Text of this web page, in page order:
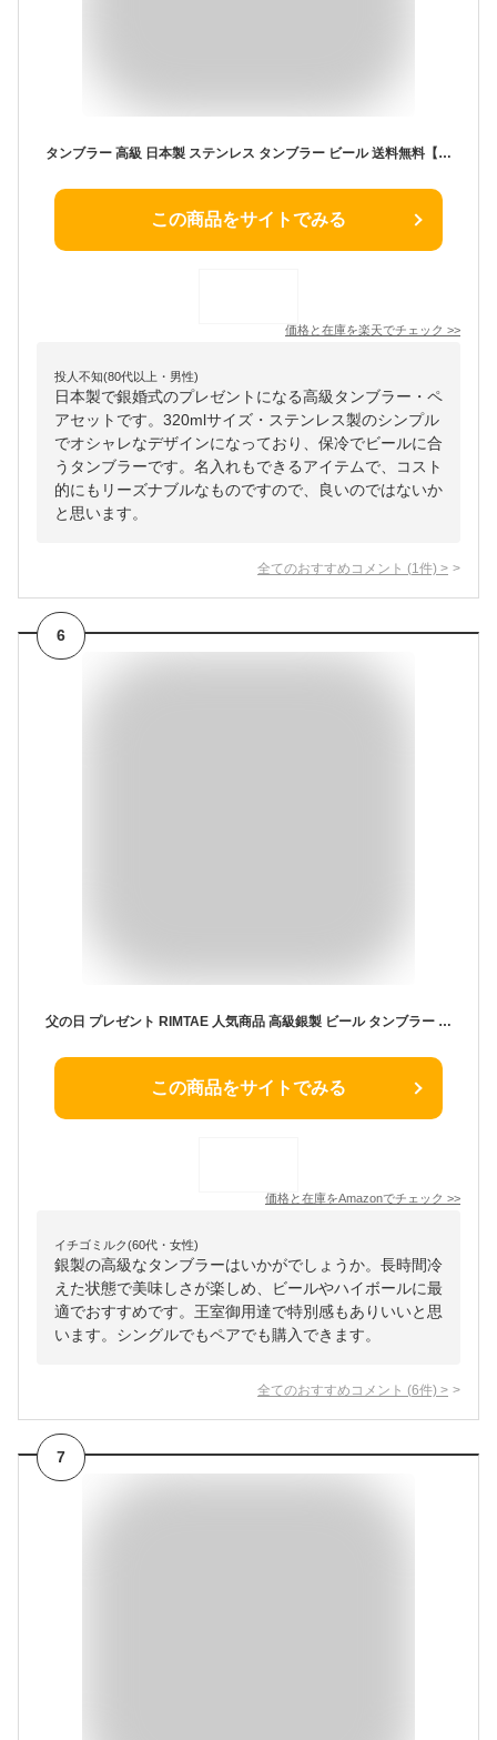
タンブラー 高級 日本製 ステンレス タンブラー ビール 送料無料【 燕 研磨ファクトリータンブラー ペア セット 320ml】保冷 おしゃれ 名前入り 両親 結婚記念日 プレゼント 金婚式 銀婚式 結婚祝い ペアタンブラー 結婚 祝い 燕三条 贈り物 贈呈品 実用的 母の日 父の日
この商品をサイトでみる
価格と在庫を楽天でチェック >>
投人不知(80代以上・男性)
日本製で銀婚式のプレゼントになる高級タンブラー・ペ
アセットです。320mlサイズ・ステンレス製のシンプル
でオシャレなデザインになっており、保冷でビールに合
うタンブラーです。名入れもできるアイテムで、コスト
的にもリーズナブルなものですので、良いのではないか
と思います。
全てのおすすめコメント (1 件) >
6
父の日 プレゼント RIMTAE 人気商品 高級銀製 ビール タンブラー Lサイズ 200ml×2本 ペアギフト 酒器 布貼り箱入り 王室御用達 結婚祝い 退職祝い 日本製
この商品をサイトでみる
価格と在庫をAmazonでチェック >>
イチゴミルク(60代・女性)
銀製の高級なタンブラーはいかがでしょうか。長時間冷
えた状態で美味しさが楽しめ、ビールやハイボールに最
適でおすすめです。王室御用達で特別感もありいいと思
います。シングルでもペアでも購入できます。
全てのおすすめコメント (6件) >
7